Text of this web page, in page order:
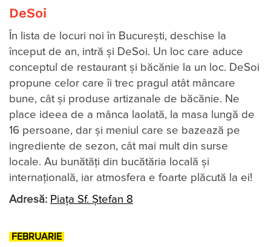
DeSoi
În lista de locuri noi în București, deschise la
început de an, intră și DeSoi. Un loc care aduce
conceptul de restaurant și băcănie la un loc. DeSoi
propune celor care îi trec pragul atât mâncare
bune, cât și produse artizanale de băcănie. Ne
place ideea de a mânca laolată, la masa lungă de
16 persoane, dar și meniul care se bazează pe
ingrediente de sezon, cât mai mult din surse
locale. Au bunătăți din bucătăria locală și
internațională, iar atmosfera e foarte plăcută la ei!
Adresă: Piața Sf. Ștefan 8
FEBRUARIE